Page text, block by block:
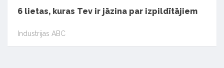
6 lietas, kuras Tev ir jāzina par izpildītājiem
Industrijas ABC